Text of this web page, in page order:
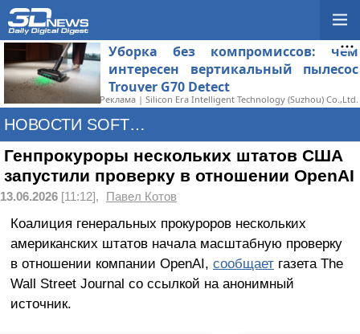
Уборка без компромиссов: чем
интересен вертикальный пылесос
Trouver G70 Detect
Реклама | Silicon Era Intelligent Technology (Suzhou) Co.,Ltd.
НОВОСТИ SOFTWARE
Генпрокуроры нескольких штатов США
запустили проверку в отношении OpenAI
13.06.2026 [11:12], Павел Котов
Коалиция генеральных прокуроров нескольких
американских штатов начала масштабную проверку
в отношении компании OpenAI, сообщаетгазета The
Wall Street Journal со ссылкой на анонимный
источник.